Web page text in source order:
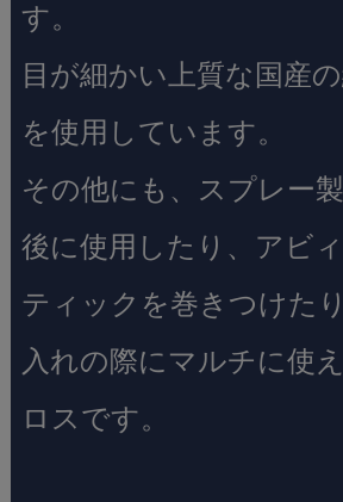
す。
目が細かい上質な国産
を使用しています。
その他にも、スプレー
後に使用したり、アビ
ティックを巻きつけた
入れの際にマルチに使
ロスです。